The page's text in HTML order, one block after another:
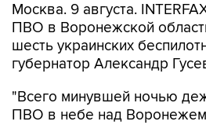
Москва. 9 августа.
ПВО в Воронежской
шесть украинских
губернатор Александр
"Всего минувшей ночью
ПВО в небе над